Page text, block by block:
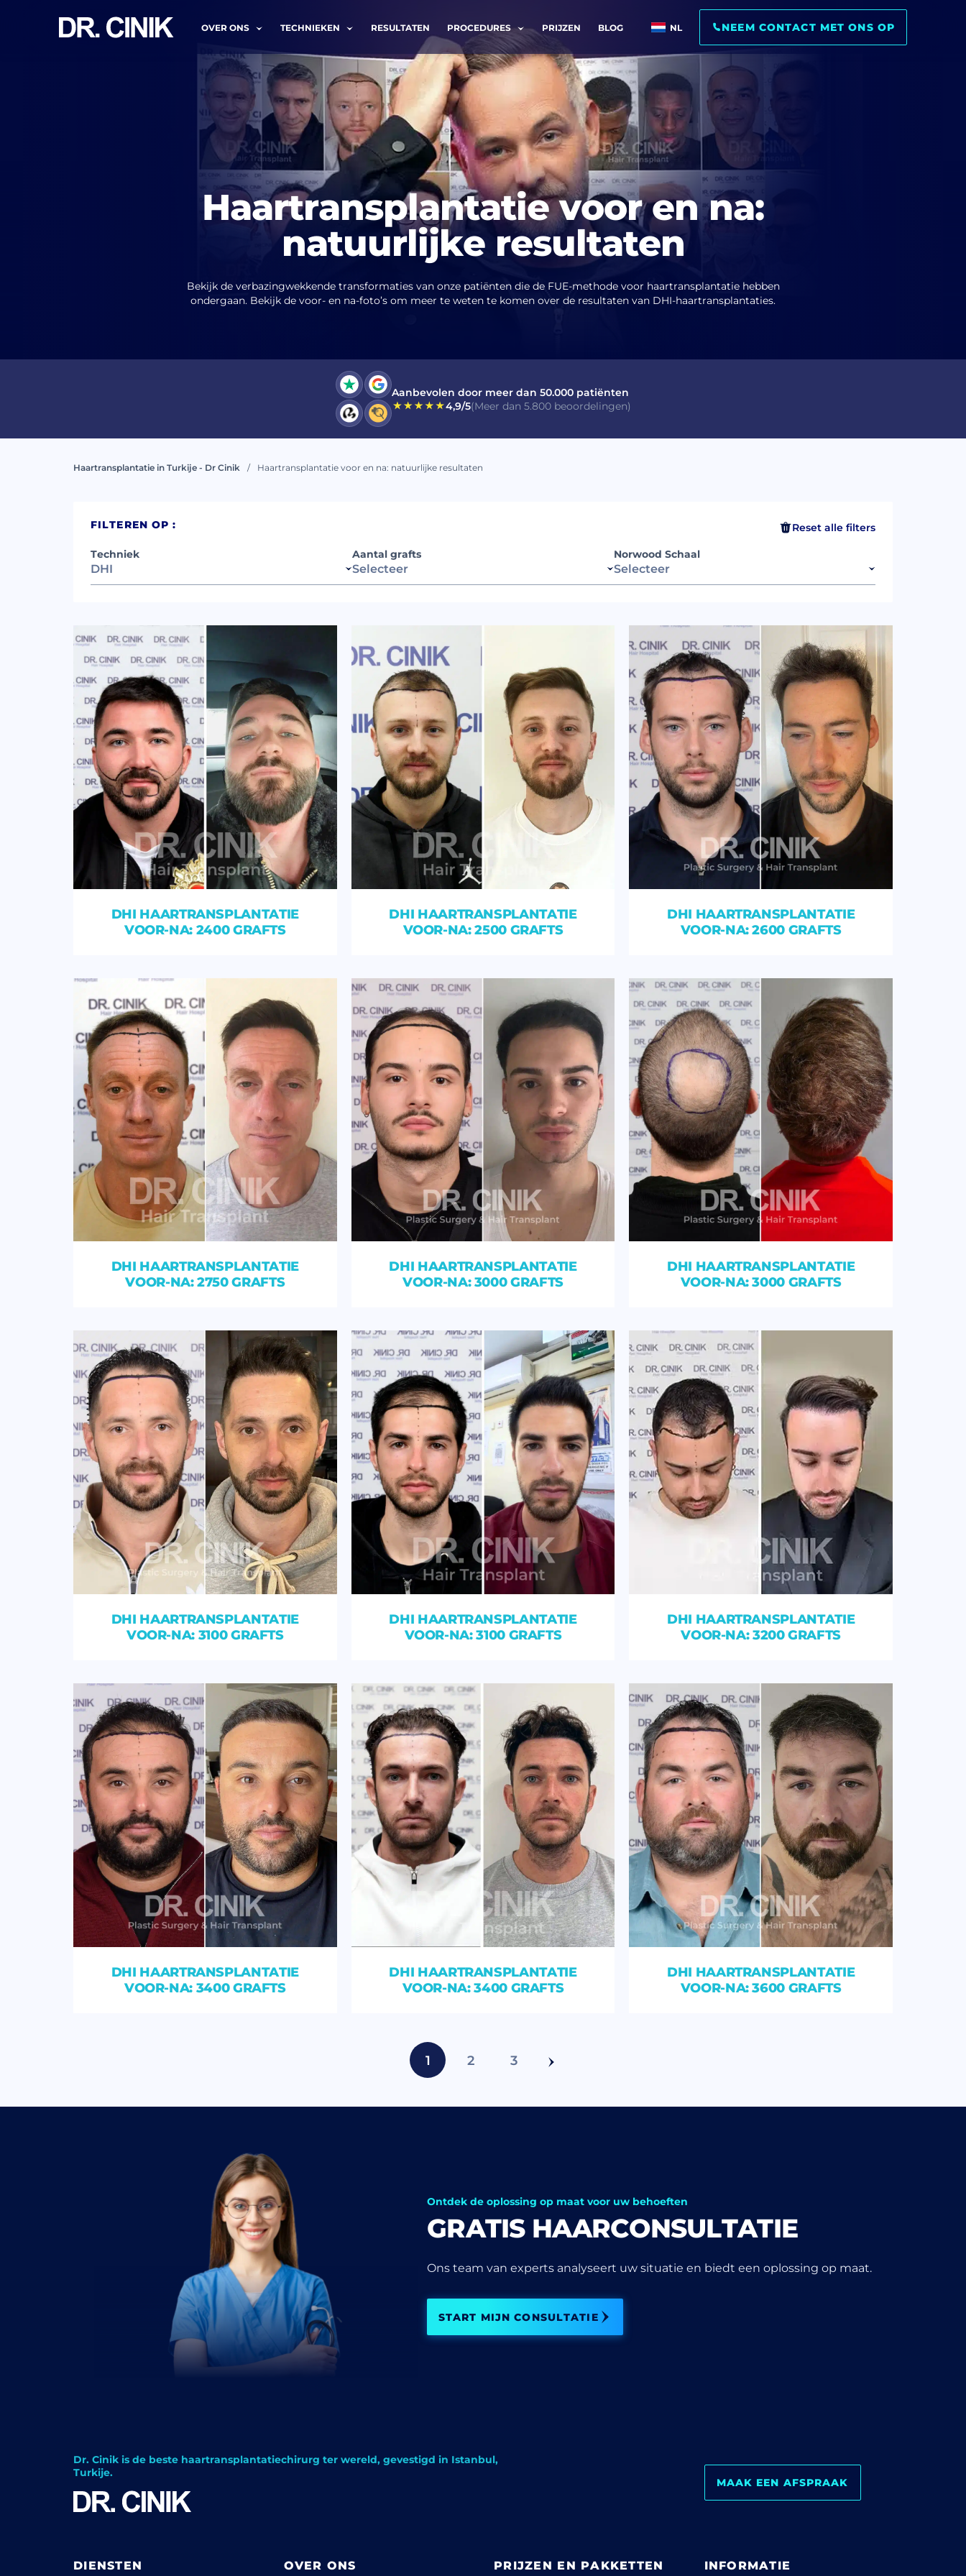
OVER ONS TECHNIEKEN RESULTATEN PROCEDURES PRIJZEN BLOG NL NEEM CONTACT MET ONS OP
BEL MIJ TERUG
Naam* Achternaam *
E-mail * Telefoon *
gelezen en geaccepteerd.
Haartransplantatie voor en na:
natuurlijke resultaten
Bekijk de verbazingwekkende transformaties van onze patiënten die de FUE-methode voor haartransplantatie hebben
ondergaan. Bekijk de voor- en na-foto’s om meer te weten te komen over de resultaten van DHI-haartransplantaties.
Aanbevolen door meer dan 50.000 patiënten
4,9/5(Meer dan 5.800 beoordelingen)
Haartransplantatie in Turkije - Dr Cinik Haartransplantatie voor en na: natuurlijke resultaten
FILTEREN OP :
Reset alle filters
Techniek
DHI
Aantal grafts
Selecteer
Norwood Schaal
Selecteer
DHI HAARTRANSPLANTATIE
VOOR-NA: 2400 GRAFTS
DHI HAARTRANSPLANTATIE
VOOR-NA: 2500 GRAFTS
DHI HAARTRANSPLANTATIE
VOOR-NA: 2600 GRAFTS
DHI HAARTRANSPLANTATIE
VOOR-NA: 2750 GRAFTS
DHI HAARTRANSPLANTATIE
VOOR-NA: 3000 GRAFTS
DHI HAARTRANSPLANTATIE
VOOR-NA: 3000 GRAFTS
DHI HAARTRANSPLANTATIE
VOOR-NA: 3100 GRAFTS
DHI HAARTRANSPLANTATIE
VOOR-NA: 3100 GRAFTS
DHI HAARTRANSPLANTATIE
VOOR-NA: 3200 GRAFTS
DHI HAARTRANSPLANTATIE
VOOR-NA: 3400 GRAFTS
DHI HAARTRANSPLANTATIE
VOOR-NA: 3400 GRAFTS
DHI HAARTRANSPLANTATIE
VOOR-NA: 3600 GRAFTS
1 2 3
Ontdek de oplossing op maat voor uw behoeften
GRATIS HAARCONSULTATIE
Ons team van experts analyseert uw situatie en biedt een oplossing op maat.
START MIJN CONSULTATIE
Dr. Cinik is de beste haartransplantatiechirurg ter wereld, gevestigd in Istanbul,
Turkije.
MAAK EEN AFSPRAAK
DIENSTEN OVER ONS PRIJZEN EN PAKKETTEN INFORMATIE